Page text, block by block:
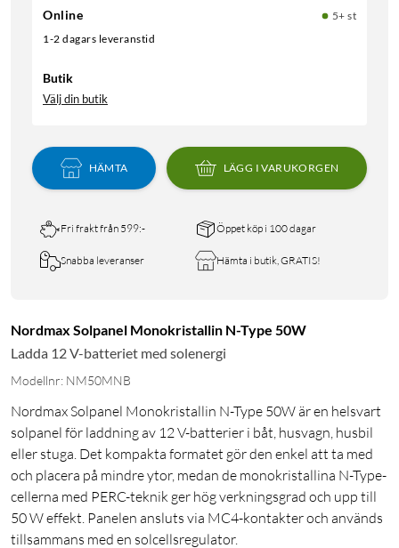
Online
5+ st
1-2 dagars leveranstid
Butik
Välj din butik
HÄMTA LÄGG I VARUKORGEN
Fri frakt från 599:- Öppet köp i 100 dagar
Snabba leveranser Hämta i butik, GRATIS!
Nordmax Solpanel Monokristallin N-Type 50W
Ladda 12 V-batteriet med solenergi
Modellnr: NM50MNB
Nordmax Solpanel Monokristallin N-Type 50W är en helsvart
solpanel för laddning av 12 V-batterier i båt, husvagn, husbil
eller stuga. Det kompakta formatet gör den enkel att ta med
och placera på mindre ytor, medan de monokristallina N-Type-
cellerna med PERC-teknik ger hög verkningsgrad och upp till
50 W effekt. Panelen ansluts via MC4-kontakter och används
tillsammans med en solcellsregulator.